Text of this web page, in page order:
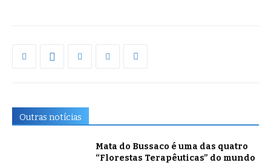
Outras notícias
Mata do Bussaco é uma das quatro
“Florestas Terapêuticas” do mundo